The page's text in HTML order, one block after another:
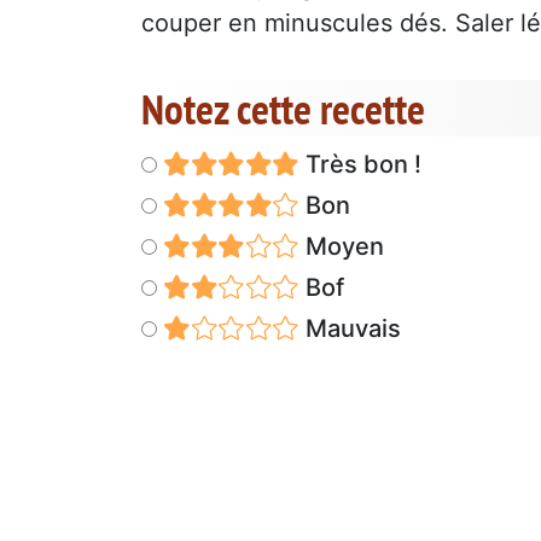
couper en minuscules dés. Saler
Notez cette recette
Très bon !
Bon
Moyen
Bof
Mauvais